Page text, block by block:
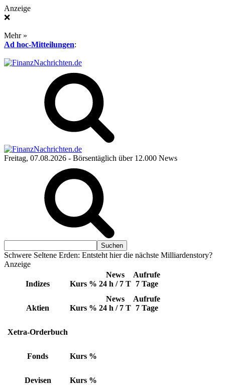
Anzeige
❌
Mehr »
Ad hoc-Mitteilungen:
Freitag, 07.08.2026 - Börsentäglich über 12.000 News
Schwere Seltene Erden: Entsteht hier die nächste Milliardenstory?
Anzeige
Indizes Kurs %
News
24 h / 7 T
Aufrufe
7 Tage
Aktien Kurs %
News
24 h / 7 T
Aufrufe
7 Tage
Xetra-Orderbuch
Fonds Kurs %
Devisen Kurs %